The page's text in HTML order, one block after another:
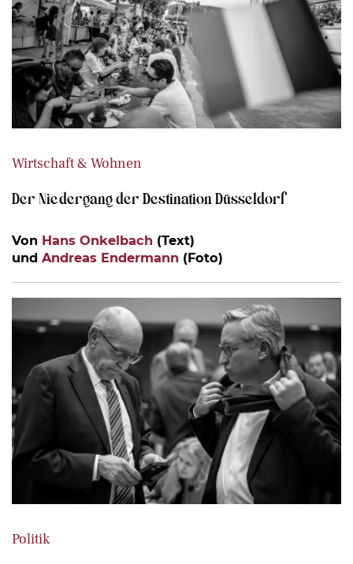
Wirtschaft & Wohnen
Der Niedergang der Destination Düsseldorf
Von Hans Onkelbach (Text)
und Andreas Endermann (Foto)
Politik